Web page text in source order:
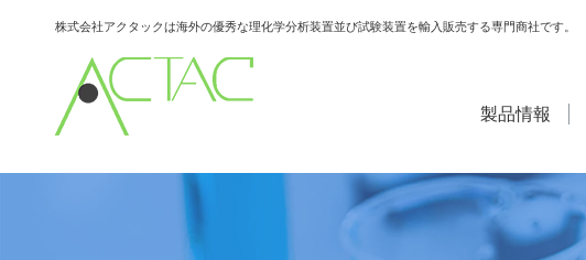
株式会社アクタックは海外の優秀な理化学分析装置並び試験装置を輸入販売する専門商社です。
製品情報